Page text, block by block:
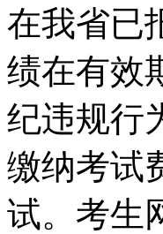
在我省已
绩在有效
纪违规行
缴纳考试
试。考生